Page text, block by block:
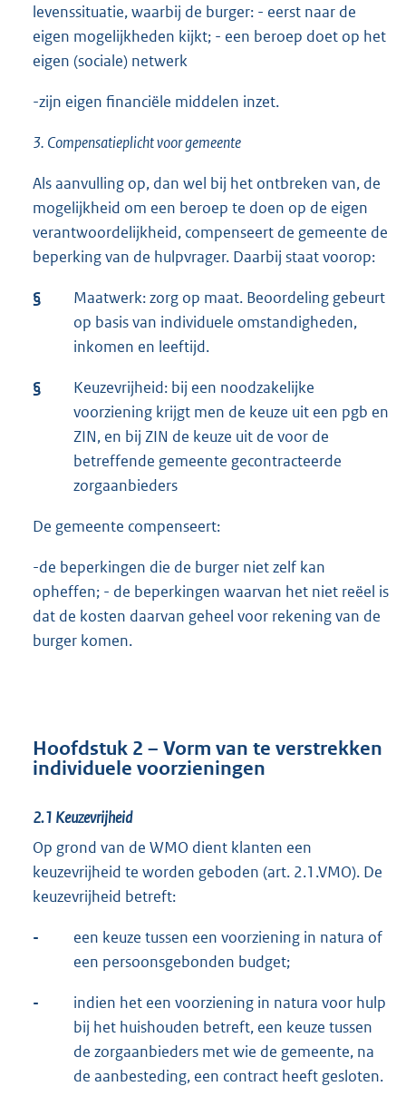
levenssituatie, waarbij de burger: - eerst naar de
eigen mogelijkheden kijkt; - een beroep doet op het
eigen (sociale) netwerk
-zijn eigen financiële middelen inzet.
3. Compensatieplicht voor gemeente
Als aanvulling op, dan wel bij het ontbreken van, de
mogelijkheid om een beroep te doen op de eigen
verantwoordelijkheid, compenseert de gemeente de
beperking van de hulpvrager. Daarbij staat voorop:
§
Maatwerk: zorg op maat. Beoordeling gebeurt
op basis van individuele omstandigheden,
inkomen en leeftijd.
§
Keuzevrijheid: bij een noodzakelijke
voorziening krijgt men de keuze uit een pgb en
ZIN, en bij ZIN de keuze uit de voor de
betreffende gemeente gecontracteerde
zorgaanbieders
De gemeente compenseert:
-de beperkingen die de burger niet zelf kan
opheffen; - de beperkingen waarvan het niet reëel is
dat de kosten daarvan geheel voor rekening van de
burger komen.
Hoofdstuk 2 – Vorm van te verstrekken
individuele voorzieningen
2.1 Keuzevrijheid
Op grond van de WMO dient klanten een
keuzevrijheid te worden geboden (art. 2.1.VMO). De
keuzevrijheid betreft:
-
een keuze tussen een voorziening in natura of
een persoonsgebonden budget;
-
indien het een voorziening in natura voor hulp
bij het huishouden betreft, een keuze tussen
de zorgaanbieders met wie de gemeente, na
de aanbesteding, een contract heeft gesloten.